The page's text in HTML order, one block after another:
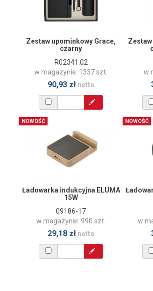
Zestaw upominkowy Grace,
czarny
R02341.02
w magazynie: 1337 szt.
90,93 złnetto
w
NOWOŚĆ
Ładowarka indukcyjna ELUMA
15W
09186-17
w magazynie: 990 szt.
29,18 złnetto
NOWOŚĆ
w